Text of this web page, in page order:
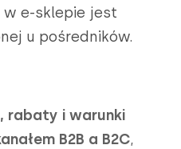
w e-sklepie jest
u pośredników.
rabaty i warunki
B2B a B2C,